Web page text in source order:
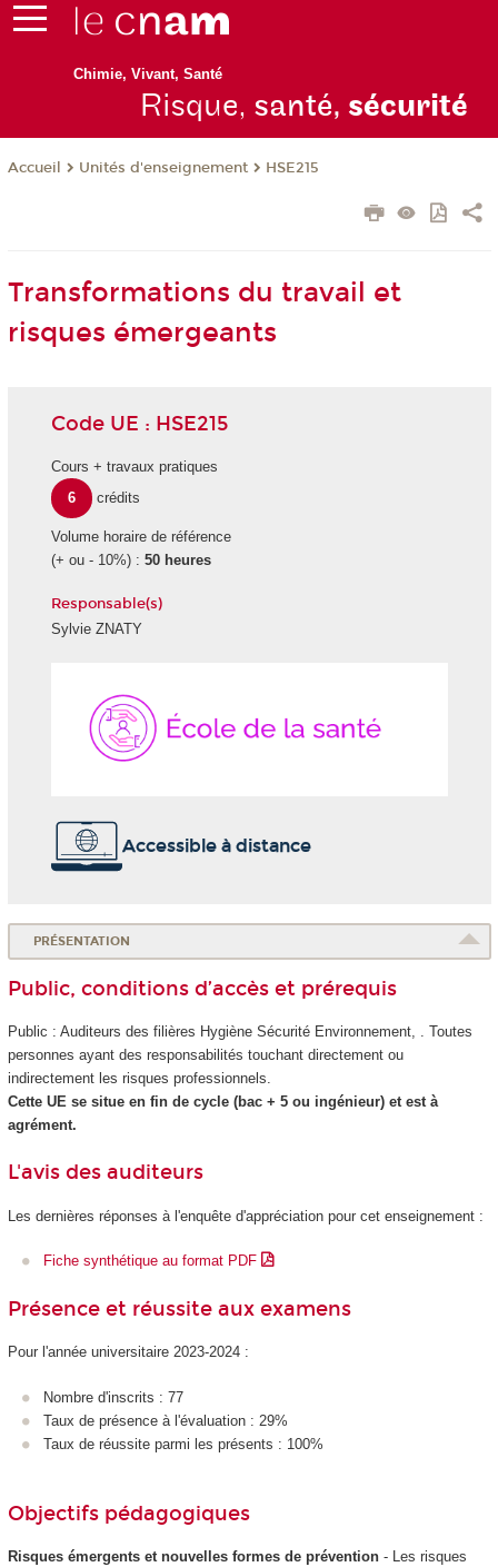
Chimie, Vivant, Santé
Risque, santé, sécurité
Accueil Unités d'enseignement HSE215
Transformations du travail et
risques émergeants
Code UE : HSE215
Cours + travaux pratiques
6
crédits
Volume horaire de référence
(+ ou - 10%) : 50 heures
Responsable(s)
Sylvie ZNATY
Accessible à distance
PRÉSENTATION
Public, conditions d’accès et prérequis
Public : Auditeurs des filières Hygiène Sécurité Environnement, . Toutes
personnes ayant des responsabilités touchant directement ou
indirectement les risques professionnels.
Cette UE se situe en fin de cycle (bac + 5 ou ingénieur) et est à
agrément.
L'avis des auditeurs
Les dernières réponses à l'enquête d'appréciation pour cet enseignement :
Fiche synthétique au format PDF
Présence et réussite aux examens
Pour l'année universitaire 2023-2024 :
Nombre d'inscrits : 77
Taux de présence à l'évaluation : 29%
Taux de réussite parmi les présents : 100%
Objectifs pédagogiques
Risques émergents et nouvelles formes de prévention- Les risques